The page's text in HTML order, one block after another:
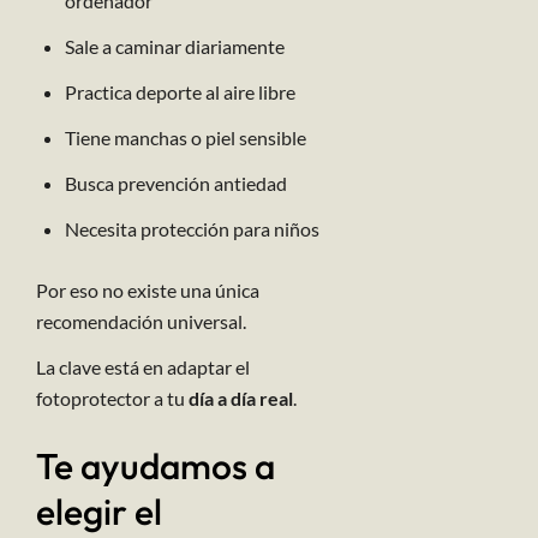
Sale a caminar diariamente
Practica deporte al aire libre
Tiene manchas o piel sensible
Busca prevención antiedad
Necesita protección para niños
Por eso no existe una única
recomendación universal.
La clave está en adaptar el
fotoprotector a tu día a día real.
Te ayudamos a
elegir el